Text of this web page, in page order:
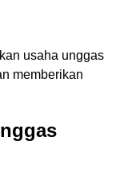
usaha unggas
memberikan